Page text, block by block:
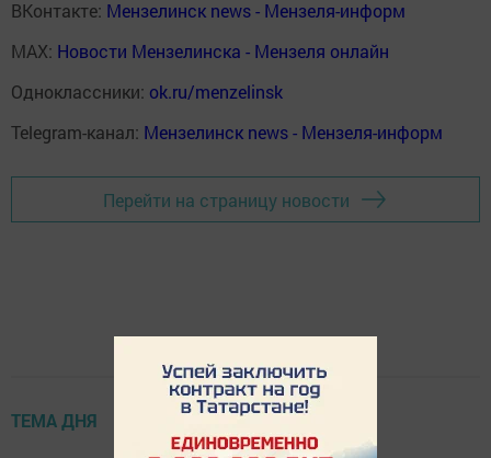
ВКонтакте: Мензелинск news - Мензеля-информ
MAX: Новости Мензелинска - Мензеля онлайн
Одноклассники: ok.ru/menzelinsk
Telegram-канал: Мензелинск news - Мензеля-информ
Перейти на страницу новости
ТЕМА ДНЯ